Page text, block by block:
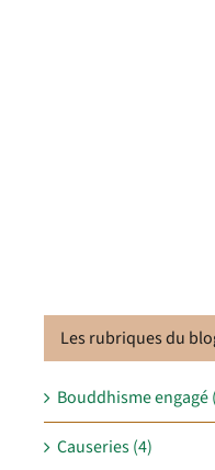
Les rubriques du
Bouddhisme engagé
Causeries (4)